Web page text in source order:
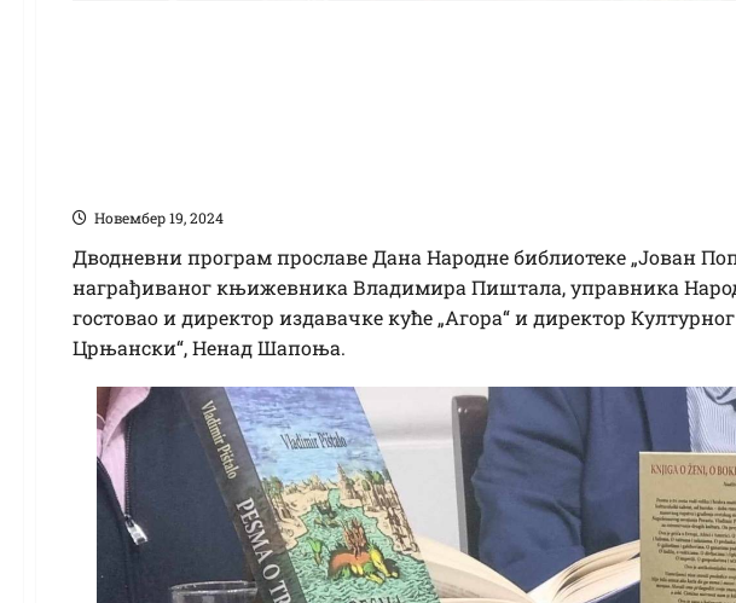
Новембер 19, 2024
Дводневни програм прославе Дана Народне библиотеке „Јован
награђиваног књижевника Владимира Пиштала, управника
гостовао и директор издавачке куће „Агора“ и директор
Црњански“, Ненад Шапоња.